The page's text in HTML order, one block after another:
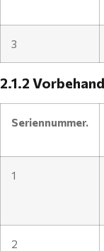
3
2.1.2
Seriennummer.
1
2